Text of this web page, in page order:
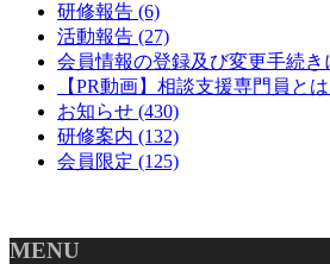
研修報告 (6)
活動報告 (27)
会員情報の登録及び変更手続き
【PR動画】相談支援専門員とは
お知らせ (430)
研修案内 (132)
会員限定 (125)
MENU